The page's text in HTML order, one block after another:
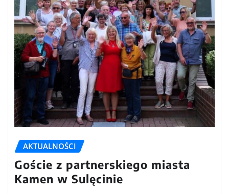
AKTUALNOŚCI
Goście z partnerskiego miasta
Kamen w Sulęcinie